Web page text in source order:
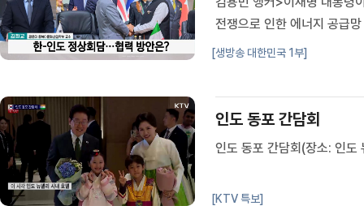
전쟁으로 인한 에너지 공급
자세한 내용 서울 스튜디오
[생방송 대한민국 1부]
인도 동포 간담회
인도 동포 간담회(장소: 인도
[KTV 특보]